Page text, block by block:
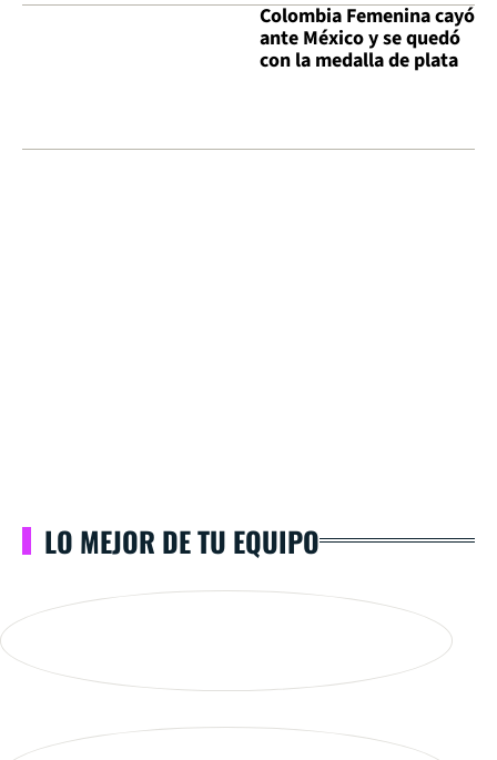
Colombia Femenina cayó
ante México y se quedó
con la medalla de plata
LO MEJOR DE TU EQUIPO